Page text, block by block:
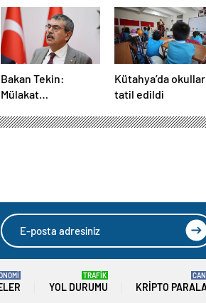
girdi
Bakan Tekin:
Mülakat
tamamen kalkıyor
Kütahya’da okullar
tatil edildi